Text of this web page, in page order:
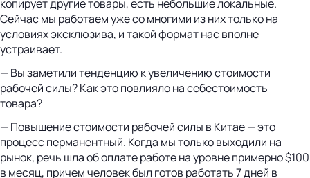
копирует другие товары, есть небольшие локальные.
Сейчас мы работаем уже со многими из них только на
условиях эксклюзива, и такой формат нас вполне
устраивает.
— Вы заметили тенденцию к увеличению стоимости
рабочей силы? Как это повлияло на себестоимость
товара?
— Повышение стоимости рабочей силы в Китае — это
процесс перманентный. Когда мы только выходили на
рынок, речь шла об оплате работе на уровне примерно $100
в месяц, причем человек был готов работать 7 дней в